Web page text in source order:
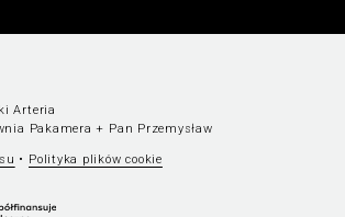
Arteria
Pakamera + Pan Przemysław
• Polityka plików cookie